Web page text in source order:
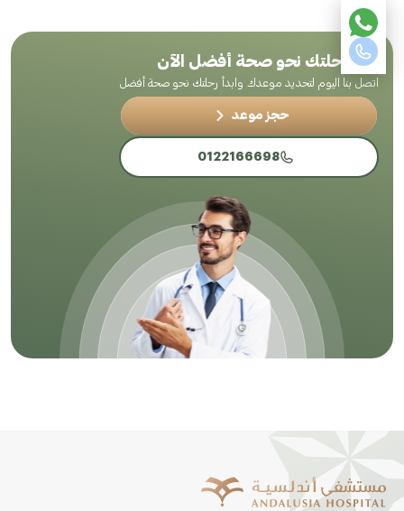
ابدأ رحلتك نحو صحة أفضل الآن
اتصل بنا اليوم لتحديد موعدك وابدأ رحلتك نحو صحة أفضل
حجز موعد
0122166698